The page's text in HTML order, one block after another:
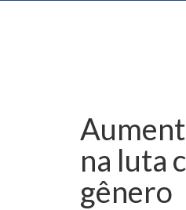
na luta
gênero